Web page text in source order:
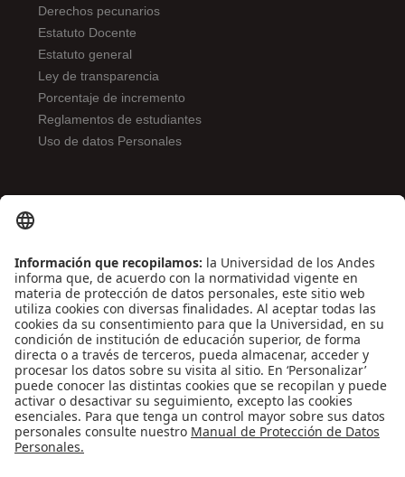
Derechos pecunarios
Estatuto Docente
Estatuto general
Ley de transparencia
Porcentaje de incremento
Reglamentos de estudiantes
Uso de datos Personales
Contáctenos
Biblioguías
Preguntas frecuentes
Capacitación
Directrices
Entretenimiento
Compra de libros y material audiovisual